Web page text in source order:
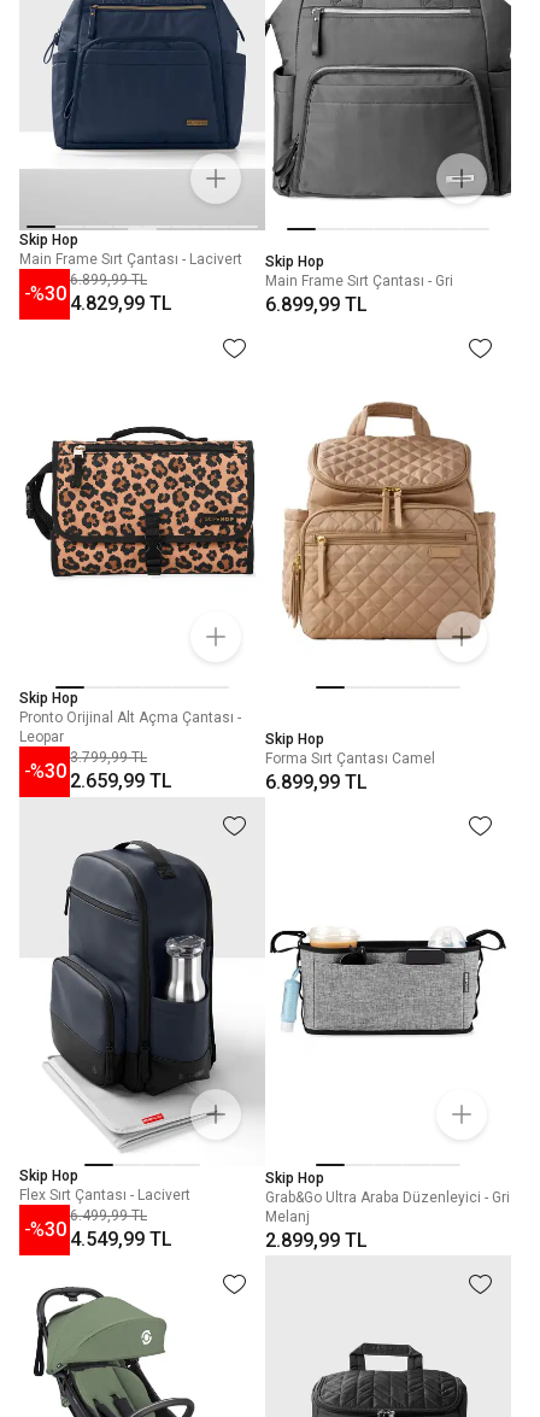
Skip Hop
Main Frame Sırt Çantası - Lacivert
-%30
6.899,99 TL
4.829,99 TL
Skip Hop
Main Frame Sırt Çantası - Gri
6.899,99 TL
Skip Hop
Pronto Orijinal Alt Açma Çantası -
Leopar
-%30
3.799,99 TL
2.659,99 TL
Skip Hop
Forma Sırt Çantası Camel
6.899,99 TL
Skip Hop
Flex Sırt Çantası - Lacivert
-%30
6.499,99 TL
4.549,99 TL
Skip Hop
Grab&Go Ultra Araba Düzenleyici - Gri
Melanj
2.899,99 TL